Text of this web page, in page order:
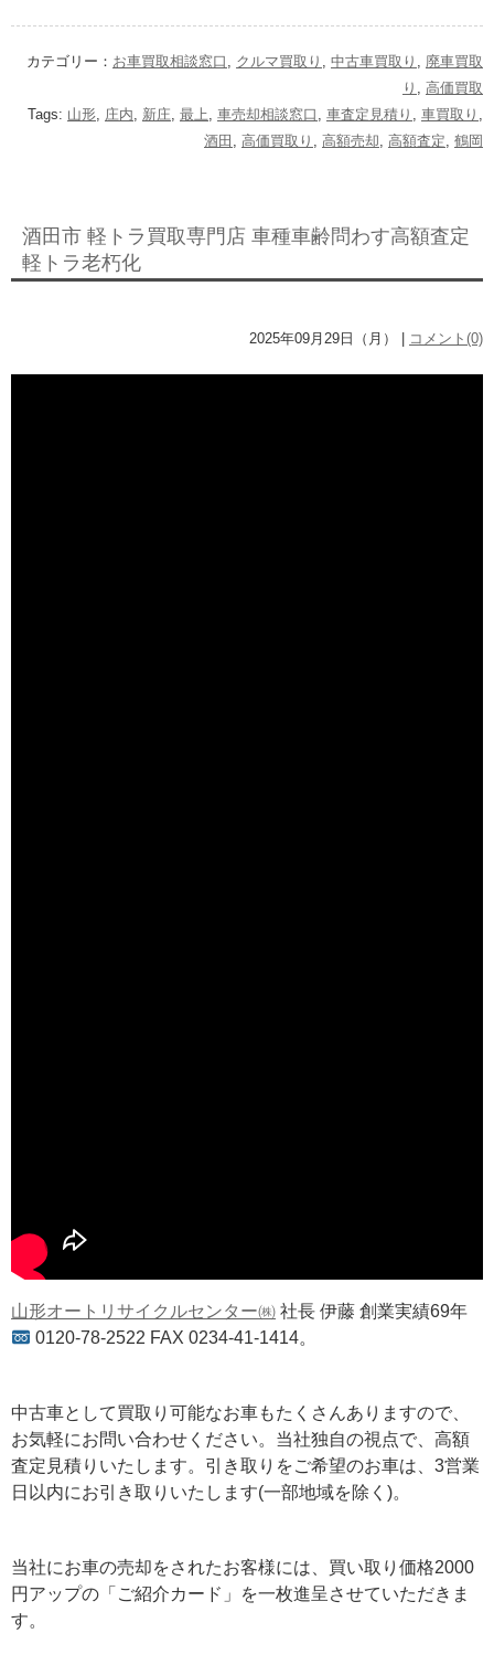
カテゴリー： お車買取相談窓口 クルマ買取り 中古車買取り
廃車買取
り
高価買取
Tags: 山形 庄内 新庄 最上 車売却相談窓口 車査定見積り 車買取り
酒田
高価買取り 高額売却 高額査定 鶴岡
酒田市 軽トラ買取専門店 車種車齢問わす高額査定
軽トラ老朽化
2025年09月29日（月） | コメント(0)
山形オートリサイクルセンター㈱ 社長 伊藤 創業実績69年
0120-78-2522 FAX 0234-41-1414。
中古車として買取り可能なお車もたくさんありますので、
お気軽にお問い合わせください。当社独自の視点で、高額
査定見積りいたします。引き取りをご希望のお車は、3営業
日以内にお引き取りいたします(一部地域を除く)。
当社にお車の売却をされたお客様には、買い取り価格2000
円アップの「ご紹介カード」を一枚進呈させていただきま
す。